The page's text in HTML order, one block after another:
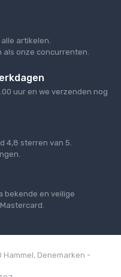
artikelen.
onze concurrenten.
uur en we verzenden nog
4,8 sterren van 5
bekende en veilige
Hammel, Denemarken -